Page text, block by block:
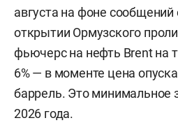
августа на фоне
открытии Ормузского
фьючерс на нефть Brent на
6% — в моменте цена
баррель. Это минимальное
2026 года.